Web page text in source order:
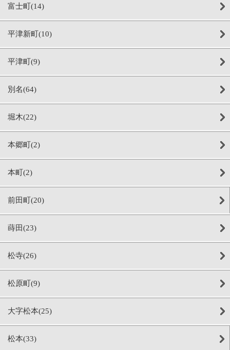
富士町(14)
平津新町(10)
平津町(9)
別名(64)
堀木(22)
本郷町(2)
本町(2)
前田町(20)
蒔田(23)
松寺(26)
松原町(9)
大字松本(25)
松本(33)